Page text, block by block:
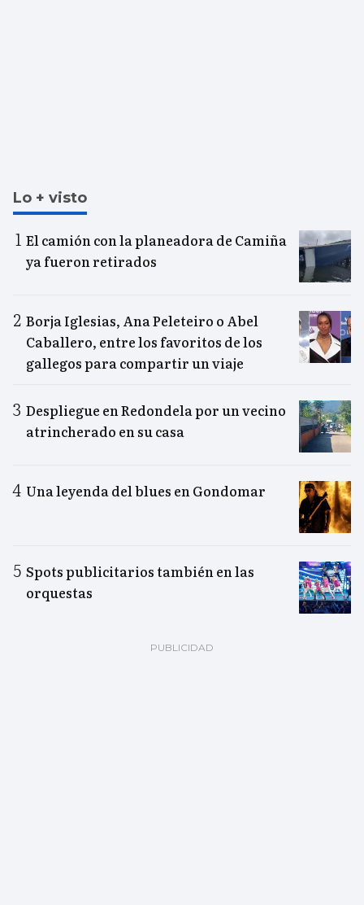
Lo + visto
El camión con la planeadora de Camiña
ya fueron retirados
Borja Iglesias, Ana Peleteiro o Abel
Caballero, entre los favoritos de los
gallegos para compartir un viaje
Despliegue en Redondela por un vecino
atrincherado en su casa
Una leyenda del blues en Gondomar
Spots publicitarios también en las
orquestas